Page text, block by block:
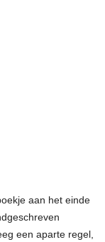
aan het einde
een aparte regel,